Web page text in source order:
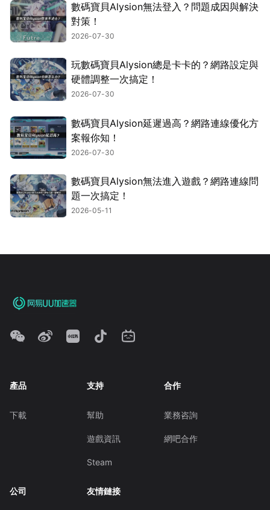
數碼寶貝Alysion無法登入？問題成因與解決
對策！
2026-07-30
玩數碼寶貝Alysion總是卡卡的？網路設定與
硬體調整一次搞定！
2026-07-30
數碼寶貝Alysion延遲過高？網路連線優化方
案報你知！
2026-07-30
數碼寶貝Alysion無法進入遊戲？網路連線問
題一次搞定！
2026-05-11
產品
下載
支持
幫助
遊戲資訊
Steam
合作
業務咨詢
網吧合作
公司 友情鏈接